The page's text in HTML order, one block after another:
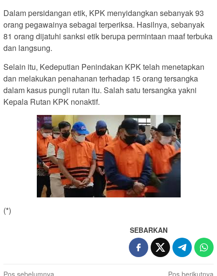
Dalam persidangan etik, KPK menyidangkan sebanyak 93
orang pegawainya sebagai terperiksa. Hasilnya, sebanyak
81 orang dijatuhi sanksi etik berupa permintaan maaf terbuka
dan langsung.
Selain itu, Kedeputian Penindakan KPK telah menetapkan
dan melakukan penahanan terhadap 15 orang tersangka
dalam kasus pungli rutan itu. Salah satu tersangka yakni
Kepala Rutan KPK nonaktif.
(*)
SEBARKAN
Pos sebelumnya Pos berikutnya